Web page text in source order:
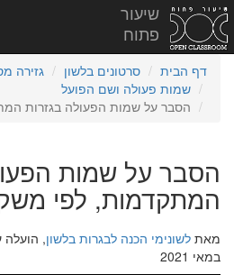
שיעור
פתוח
דף הבית סרטונים בלשון
גזירה
שמות פעולה ושם הפועל
הסבר על שמות הפעולה בגזרות
הסבר על שמות
המתקדמות, לפי
מאת לשונימי הכנה לבגרות בלשון
במאי 2021